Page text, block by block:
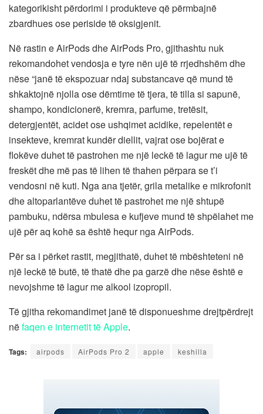
kategorikisht përdorimi i produkteve që përmbajnë
zbardhues ose periside të oksigjenit.
Në rastin e AirPods dhe AirPods Pro, gjithashtu nuk
rekomandohet vendosja e tyre nën ujë të rrjedhshëm dhe
nëse “janë të ekspozuar ndaj substancave që mund të
shkaktojnë njolla ose dëmtime të tjera, të tilla si sapunë,
shampo, kondicionerë, kremra, parfume, tretësit,
detergjentët, acidet ose ushqimet acidike, repelentët e
insekteve, kremrat kundër diellit, vajrat ose bojërat e
flokëve duhet të pastrohen me një leckë të lagur me ujë të
freskët dhe më pas të lihen të thahen përpara se t’i
vendosni në kuti. Nga ana tjetër, grila metalike e mikrofonit
dhe altoparlantëve duhet të pastrohet me një shtupë
pambuku, ndërsa mbulesa e kufjeve mund të shpëlahet me
ujë për aq kohë sa është hequr nga AirPods.
Për sa i përket rastit, megjithatë, duhet të mbështeteni në
një leckë të butë, të thatë dhe pa garzë dhe nëse është e
nevojshme të lagur me alkool izopropil.
Të gjitha rekomandimet janë të disponueshme drejtpërdrejt
nëfaqen e internetit të Apple.
Tags: airpods AirPods Pro 2 apple keshilla